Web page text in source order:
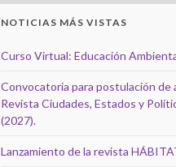
NOTICIAS MÁS VISTAS
Curso Virtual: Educación
Convocatoria para postulación de
Revista Ciudades, Estados y
(2027).
Lanzamiento de la revista